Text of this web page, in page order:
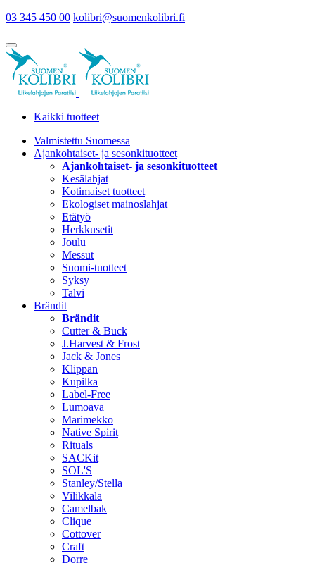
03 345 450 00 kolibri@suomenkolibri.fi
Kaikki tuotteet
Valmistettu Suomessa
Ajankohtaiset- ja sesonkituotteet
Ajankohtaiset- ja sesonkituotteet
Kesälahjat
Kotimaiset tuotteet
Ekologiset mainoslahjat
Etätyö
Herkkusetit
Joulu
Messut
Suomi-tuotteet
Syksy
Talvi
Brändit
Brändit
Cutter & Buck
J.Harvest & Frost
Jack & Jones
Klippan
Kupilka
Label-Free
Lumoava
Marimekko
Native Spirit
Rituals
SACKit
SOL'S
Stanley/Stella
Vilikkala
Camelbak
Clique
Cottover
Craft
Dorre